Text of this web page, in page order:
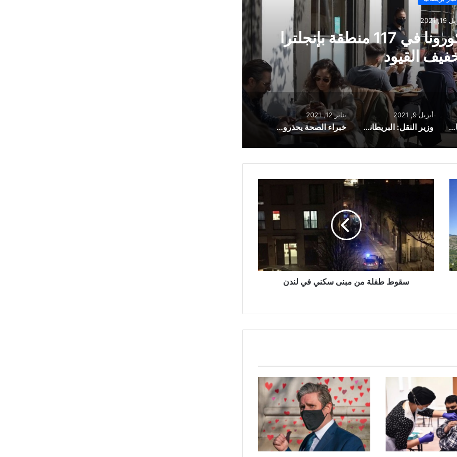
أبريل 9, 2021
يمكنهم حجز السفر لقضاء
في الخارج
ارتفاع معدلات الإصابة بكورونا في 117 منطقة بإنجلترا عقب تخفيف القيود
أبريل 9, 2021
وزير النقل: البريطانيون يمكنهم حجز السفر لقضاء عطلات في الخارج
يناير 12, 2021
خبراء الصحة يحذرون: الحالات اليومية قد تصل إلى 250 ألف حالة
سقوط
سكني
في
لندن
سقوط طفلة من مبنى سكني في لندن